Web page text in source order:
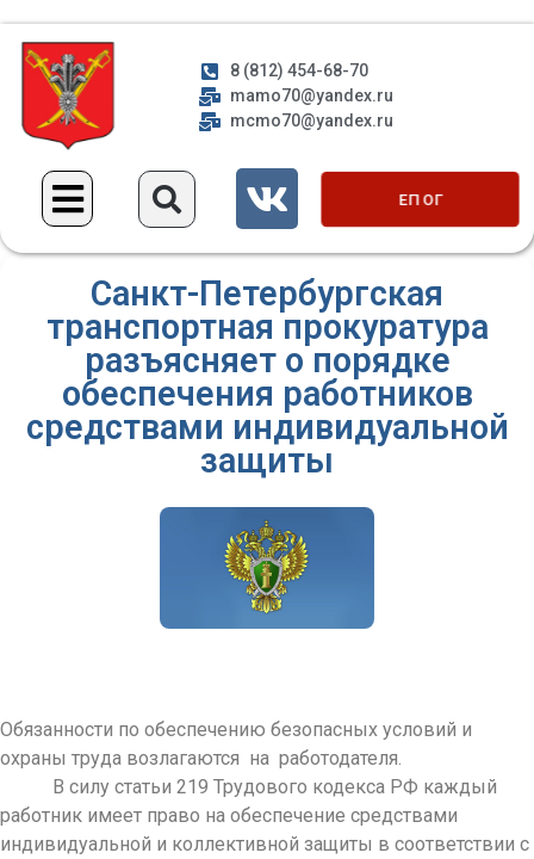
8 (812) 454-68-70
mamo70@yandex.ru
mcmo70@yandex.ru
ЕП ОГ
Санкт-Петербургская
транспортная прокуратура
разъясняет о порядке
обеспечения работников
средствами индивидуальной
защиты
Обязанности по обеспечению безопасных условий и
охраны труда возлагаются на работодателя.
В силу статьи 219 Трудового кодекса РФ каждый
работник имеет право на обеспечение средствами
индивидуальной и коллективной защиты в соответствии с